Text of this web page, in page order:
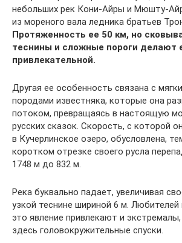
небольших рек Кони-Айры и Мюшту-
из мореного вала ледника братьев
Протяженность ее 50 км, но
теснины и сложные пороги делают
привлекательной.
Другая ее особенность связана с
породами известняка, которые она
потоком, превращаясь в настоящую
русских сказок. Скорость, с которой
в Кучерлинское озеро, обусловлена,
коротком отрезке своего русла
1748 м до 832 м.
Река буквально падает, увеличивая
узкой теснине шириной 6 м.
это явление привлекают и
здесь головокружительные спуски.